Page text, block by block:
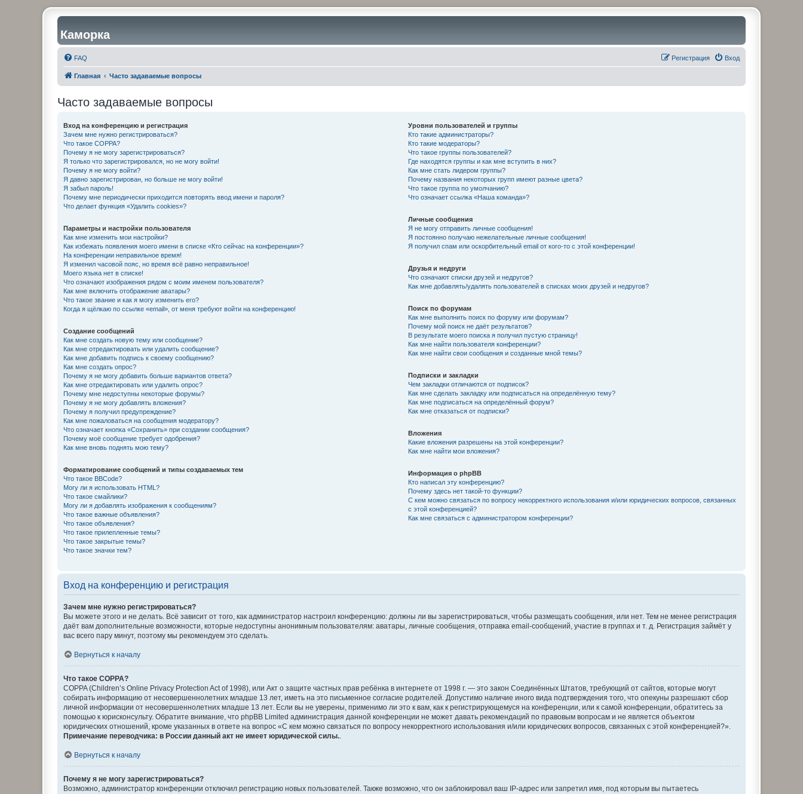
Каморка
FAQ Вход
Регистрация
Главная Часто задаваемые вопросы
Часто задаваемые вопросы
Вход на конференцию и регистрация
Зачем мне нужно регистрироваться?
Что такое COPPA?
Почему я не могу зарегистрироваться?
Я только что зарегистрировался, но не могу войти!
Почему я не могу войти?
Я давно зарегистрирован, но больше не могу войти!
Я забыл пароль!
Почему мне периодически приходится повторять ввод имени и пароля?
Что делает функция «Удалить cookies»?
Параметры и настройки пользователя
Как мне изменить мои настройки?
Как избежать появления моего имени в списке «Кто сейчас на конференции»?
На конференции неправильное время!
Я изменил часовой пояс, но время всё равно неправильное!
Моего языка нет в списке!
Что означают изображения рядом с моим именем пользователя?
Как мне включить отображение аватары?
Что такое звание и как я могу изменить его?
Когда я щёлкаю по ссылке «email», от меня требуют войти на конференцию!
Создание сообщений
Как мне создать новую тему или сообщение?
Как мне отредактировать или удалить сообщение?
Как мне добавить подпись к своему сообщению?
Как мне создать опрос?
Почему я не могу добавить больше вариантов ответа?
Как мне отредактировать или удалить опрос?
Почему мне недоступны некоторые форумы?
Почему я не могу добавлять вложения?
Почему я получил предупреждение?
Как мне пожаловаться на сообщения модератору?
Что означает кнопка «Сохранить» при создании сообщения?
Почему моё сообщение требует одобрения?
Как мне вновь поднять мою тему?
Форматирование сообщений и типы создаваемых тем
Что такое BBCode?
Могу ли я использовать HTML?
Что такое смайлики?
Могу ли я добавлять изображения к сообщениям?
Что такое важные объявления?
Что такое объявления?
Что такое прилепленные темы?
Что такое закрытые темы?
Что такое значки тем?
Уровни пользователей и группы
Кто такие администраторы?
Кто такие модераторы?
Что такое группы пользователей?
Где находятся группы и как мне вступить в них?
Как мне стать лидером группы?
Почему названия некоторых групп имеют разные цвета?
Что такое группа по умолчанию?
Что означает ссылка «Наша команда»?
Личные сообщения
Я не могу отправить личные сообщения!
Я постоянно получаю нежелательные личные сообщения!
Я получил спам или оскорбительный email от кого-то с этой конференции!
Друзья и недруги
Что означают списки друзей и недругов?
Как мне добавлять/удалять пользователей в списках моих друзей и недругов?
Поиск по форумам
Как мне выполнить поиск по форуму или форумам?
Почему мой поиск не даёт результатов?
В результате моего поиска я получил пустую страницу!
Как мне найти пользователя конференции?
Как мне найти свои сообщения и созданные мной темы?
Подписки и закладки
Чем закладки отличаются от подписок?
Как мне сделать закладку или подписаться на определённую тему?
Как мне подписаться на определённый форум?
Как мне отказаться от подписки?
Вложения
Какие вложения разрешены на этой конференции?
Как мне найти мои вложения?
Информация о phpBB
Кто написал эту конференцию?
Почему здесь нет такой-то функции?
С кем можно связаться по вопросу некорректного использования и/или юридических вопросов, связанных
с этой конференцией?
Как мне связаться с администратором конференции?
Вход на конференцию и регистрация
Зачем мне нужно регистрироваться?
Вы можете этого и не делать. Всё зависит от того, как администратор настроил конференцию: должны ли вы зарегистрироваться, чтобы размещать сообщения, или нет. Тем не менее регистрация
даёт вам дополнительные возможности, которые недоступны анонимным пользователям: аватары, личные сообщения, отправка email-сообщений, участие в группах и т. д. Регистрация займёт у
вас всего пару минут, поэтому мы рекомендуем это сделать.
Вернуться к началу
Что такое COPPA?
COPPA (Children’s Online Privacy Protection Act of 1998), или Акт о защите частных прав ребёнка в интернете от 1998 г. — это закон Соединённых Штатов, требующий от сайтов, которые могут
собирать информацию от несовершеннолетних младше 13 лет, иметь на это письменное согласие родителей. Допустимо наличие иного вида подтверждения того, что опекуны разрешают сбор
личной информации от несовершеннолетних младше 13 лет. Если вы не уверены, применимо ли это к вам, как к регистрирующемуся на конференции, или к самой конференции, обратитесь за
помощью к юрисконсульту. Обратите внимание, что phpBB Limited администрация данной конференции не может давать рекомендаций по правовым вопросам и не является объектом
юридических отношений, кроме указанных в ответе на вопрос «С кем можно связаться по вопросу некорректного использования и/или юридических вопросов, связанных с этой конференцией?».
Примечание переводчика: в России данный акт не имеет юридической силы..
Вернуться к началу
Почему я не могу зарегистрироваться?
Возможно, администратор конференции отключил регистрацию новых пользователей. Также возможно, что он заблокировал ваш IP-адрес или запретил имя, под которым вы пытаетесь